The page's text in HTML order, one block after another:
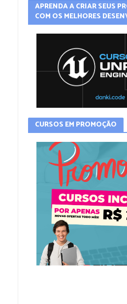
APRENDA A CRIAR SEUS
COM OS MELHORES
CURSOS EM PROMOÇÃO